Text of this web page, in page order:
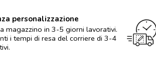
personalizzazione
magazzino in 3-5 giorni lavorativi.
i tempi di resa del corriere di 3-4